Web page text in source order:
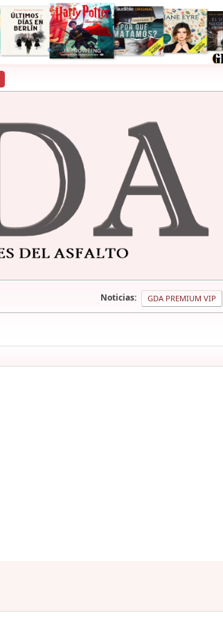
Noticias: GDA PREMIUM VIP